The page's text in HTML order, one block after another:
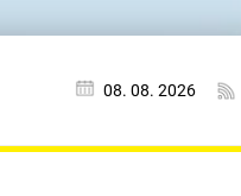
08. 08. 2026